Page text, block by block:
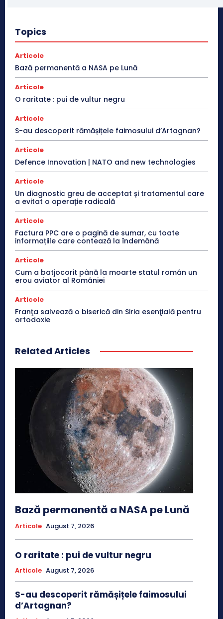
Topics
Articole
Bază permanentă a NASA pe Lună
Articole
O raritate : pui de vultur negru
Articole
S-au descoperit rămășițele faimosului d’Artagnan?
Articole
Defence Innovation | NATO and new technologies
Articole
Un diagnostic greu de acceptat și tratamentul care
a evitat o operație radicală
Articole
Factura PPC are o pagină de sumar, cu toate
informațiile care contează la îndemână
Articole
Cum a batjocorit până la moarte statul român un
erou aviator al României
Articole
Franţa salvează o biserică din Siria esenţială pentru
ortodoxie
Related Articles
Bază permanentă a NASA pe Lună
Articole August 7, 2026
O raritate : pui de vultur negru
Articole August 7, 2026
S-au descoperit rămășițele faimosului
d’Artagnan?